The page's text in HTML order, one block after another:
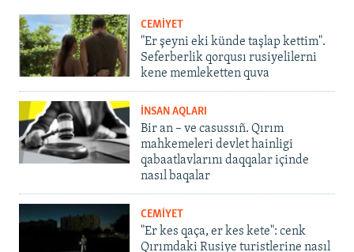
CEMİYET
"Er şeyni eki künde taşlap kettim".
Seferberlik qorqusı rusiyelilerni
kene memleketten quva
İNSAN AQLARI
Bir an – ve casussıñ. Qırım
mahkemeleri devlet hainligi
qabaatlavlarını daqqalar içinde
nasıl baqalar
CEMİYET
"Er kes qaça, er kes kete": cenk
Qırımdaki Rusiye turistlerine nasıl